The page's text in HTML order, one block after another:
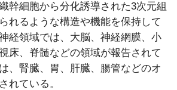
幹細胞から分化誘導された3次元組
れるような構造や機能を保持して
経領域では、大脳、神経網膜、小
床、脊髄などの領域が報告されて
、腎臓、胃、肝臓、腸管などのオ
れている。